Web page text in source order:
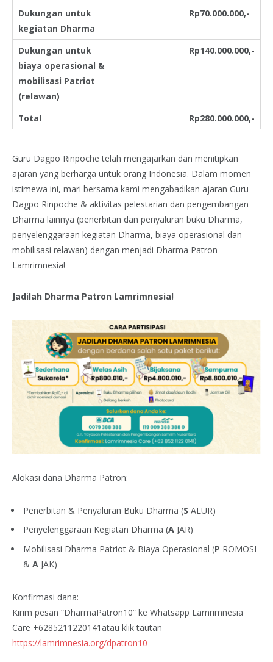
Dukungan untuk
kegiatan Dharma
Rp70.000.000,-
Dukungan untuk
biaya operasional &
mobilisasi Patriot
(relawan)
Rp140.000.000,-
Total Rp280.000.000,-
Guru Dagpo Rinpoche telah mengajarkan dan menitipkan
ajaran yang berharga untuk orang Indonesia. Dalam momen
istimewa ini, mari bersama kami mengabadikan ajaran Guru
Dagpo Rinpoche & aktivitas pelestarian dan pengembangan
Dharma lainnya (penerbitan dan penyaluran buku Dharma,
penyelenggaraan kegiatan Dharma, biaya operasional dan
mobilisasi relawan) dengan menjadi Dharma Patron
Lamrimnesia!
Jadilah Dharma Patron Lamrimnesia!
Alokasi dana Dharma Patron:
Penerbitan & Penyaluran Buku Dharma (S ALUR)
Penyelenggaraan Kegiatan Dharma (A JAR)
Mobilisasi Dharma Patriot & Biaya Operasional (P ROMOSI
& A JAK)
Konfirmasi dana:
Kirim pesan “DharmaPatron10” ke Whatsapp Lamrimnesia
Care +6285211220141atau klik tautan
https://lamrimnesia.org/dpatron10